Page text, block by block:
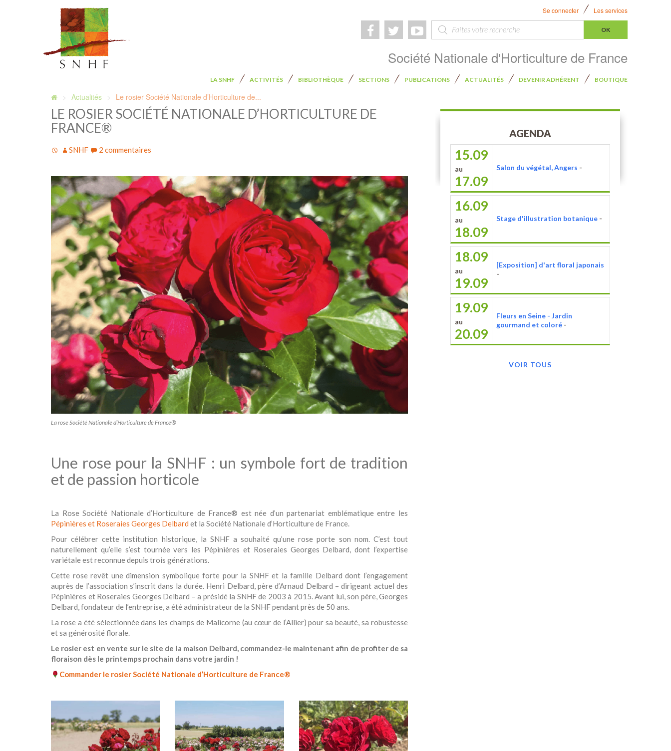
Se connecter Les services
Rechercher :
Société Nationale d'Horticulture de France
LA SNHF ACTIVITÉS BIBLIOTHÈQUE SECTIONS PUBLICATIONS ACTUALITÉS DEVENIR ADHÉRENT BOUTIQUE
Actualités Le rosier Société Nationale d’Horticulture de...
LE ROSIER SOCIÉTÉ NATIONALE D’HORTICULTURE DE
FRANCE®
SNHF 2 commentaires
La rose Société Nationale d’Horticulture de France®
Une rose pour la SNHF : un symbole fort de tradition
et de passion horticole
La Rose Société Nationale d’Horticulture de France® est née d’un partenariat emblématique entre les
Pépinières et Roseraies Georges Delbard et la Société Nationale d’Horticulture de France.
Pour célébrer cette institution historique, la SNHF a souhaité qu’une rose porte son nom. C’est tout
naturellement qu’elle s’est tournée vers les Pépinières et Roseraies Georges Delbard, dont l’expertise
variétale est reconnue depuis trois générations.
Cette rose revêt une dimension symbolique forte pour la SNHF et la famille Delbard dont l’engagement
auprès de l’association s’inscrit dans la durée. Henri Delbard, père d’Arnaud Delbard – dirigeant actuel des
Pépinières et Roseraies Georges Delbard – a présidé la SNHF de 2003 à 2015. Avant lui, son père, Georges
Delbard, fondateur de l’entreprise, a été administrateur de la SNHF pendant près de 50 ans.
La rose a été sélectionnée dans les champs de Malicorne (au cœur de l’Allier) pour sa beauté, sa robustesse
et sa générosité florale.
Le rosier est en vente sur le site de la maison Delbard, commandez-le maintenant afin de profiter de sa
floraison dès le printemps prochain dans votre jardin !
Commander le rosier Société Nationale d’Horticulture de France®
AGENDA
15.09
au
17.09
Salon du végétal, Angers -
16.09
au
18.09
Stage d'illustration botanique -
18.09
au
19.09
[Exposition] d'art floral japonais
-
19.09
au
20.09
Fleurs en Seine - Jardin
gourmand et coloré -
VOIR TOUS